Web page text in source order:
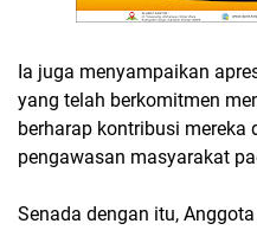
Ia juga menyampaikan
yang telah berkomitmen
berharap kontribusi mereka
pengawasan masyarakat
Senada dengan itu,